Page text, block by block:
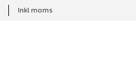
Inkl moms